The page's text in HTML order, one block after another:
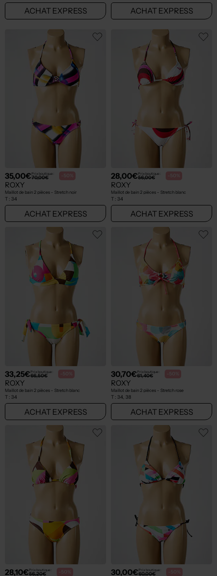
ACHAT EXPRESS ACHAT EXPRESS
35,00€Prix boutique :
70,00€ -50%
ROXY
Maillot de bain 2 pièces - Stretch noir
T : 34
ACHAT EXPRESS
28,00€Prix boutique :
56,00€ -50%
ROXY
Maillot de bain 2 pièces - Stretch blanc
T : 34
ACHAT EXPRESS
33,25€Prix boutique :
66,50€ -50%
ROXY
Maillot de bain 2 pièces - Stretch blanc
T : 34
ACHAT EXPRESS
30,70€Prix boutique :
61,40€ -50%
ROXY
Maillot de bain 2 pièces - Stretch rose
T : 34, 38
ACHAT EXPRESS
28,10€Prix boutique :
56,20€ -50% 30,00€Prix boutique :
60,00€ -50%